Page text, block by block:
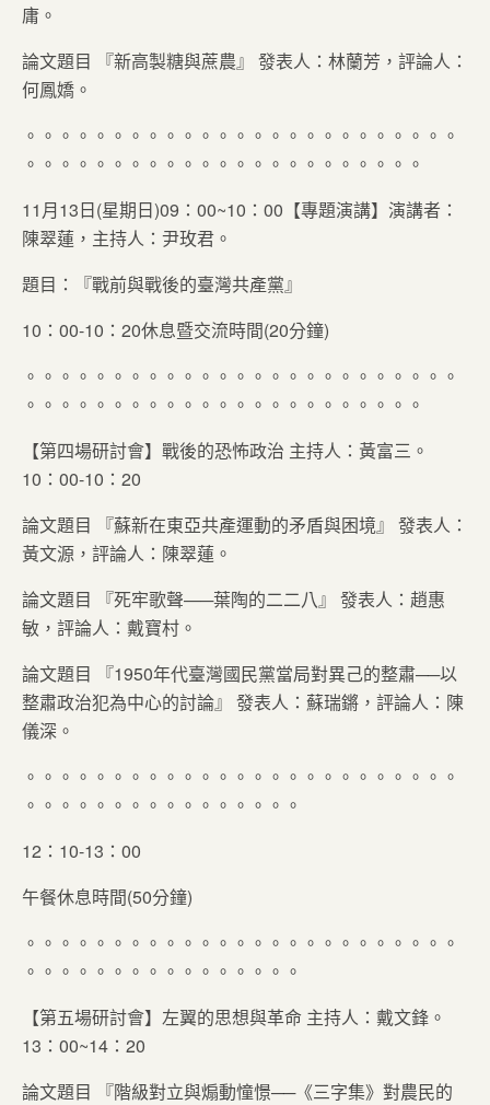
庸。
論文題目 『新高製糖與蔗農』 發表人：林蘭芳，評論人：
何鳳嬌。
。。。。。。。。。。。。。。。。。。。。。。。。。
。。。。。。。。。。。。。。。。。。。。。。。
11月13日(星期日)09：00~10：00【專題演講】演講者：
陳翠蓮，主持人：尹玫君。
題目：『戰前與戰後的臺灣共產黨』
10：00-10：20休息暨交流時間(20分鐘)
。。。。。。。。。。。。。。。。。。。。。。。。。
。。。。。。。。。。。。。。。。。。。。。。。
【第四場研討會】戰後的恐怖政治 主持人：黃富三。
10：00-10：20
論文題目 『蘇新在東亞共產運動的矛盾與困境』 發表人：
黃文源，評論人：陳翠蓮。
論文題目 『死牢歌聲—─葉陶的二二八』 發表人：趙惠
敏，評論人：戴寶村。
論文題目 『1950年代臺灣國民黨當局對異己的整肅──以
整肅政治犯為中心的討論』 發表人：蘇瑞鏘，評論人：陳
儀深。
。。。。。。。。。。。。。。。。。。。。。。。。。
。。。。。。。。。。。。。。。。
12：10-13：00
午餐休息時間(50分鐘)
。。。。。。。。。。。。。。。。。。。。。。。。。
。。。。。。。。。。。。。。。。
【第五場研討會】左翼的思想與革命 主持人：戴文鋒。
13：00~14：20
論文題目 『階級對立與煽動憧憬──《三字集》對農民的